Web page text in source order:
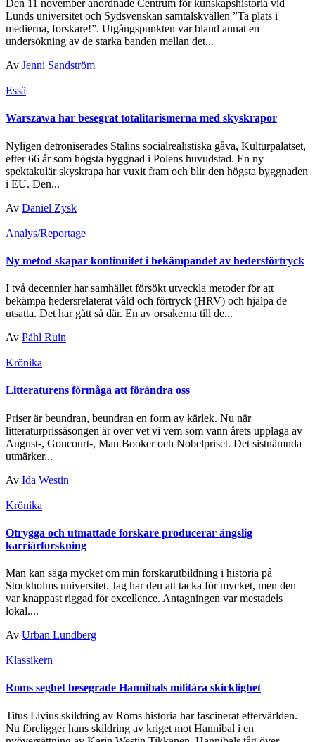
Den 11 november anordnade Centrum för kunskapshistoria vid
Lunds universitet och Sydsvenskan samtalskvällen ”Ta plats i
medierna, forskare!”. Utgångspunkten var bland annat en
undersökning av de starka banden mellan det...
Av Jenni Sandström
Essä
Warszawa har besegrat totalitarismerna med skyskrapor
Nyligen detroniserades Stalins socialrealistiska gåva, Kulturpalatset,
efter 66 år som högsta byggnad i Polens huvudstad. En ny
spektakulär skyskrapa har vuxit fram och blir den högsta byggnaden
i EU. Den...
Av Daniel Zysk
Analys/Reportage
Ny metod skapar kontinuitet i bekämpandet av hedersförtryck
I två decennier har samhället försökt utveckla metoder för att
bekämpa hedersrelaterat våld och förtryck (HRV) och hjälpa de
utsatta. Det har gått så där. En av orsakerna till de...
Av Påhl Ruin
Krönika
Litteraturens förmåga att förändra oss
Priser är beundran, beundran en form av kärlek. Nu när
litteraturprissäsongen är över vet vi vem som vann årets upplaga av
August-, Goncourt-, Man Booker och Nobelpriset. Det sistnämnda
utmärker...
Av Ida Westin
Krönika
Otrygga och utmattade forskare producerar ängslig
karriärforskning
Man kan säga mycket om min forskarutbildning i historia på
Stockholms universitet. Jag har den att tacka för mycket, men den
var knappast riggad för excellence. Antagningen var mestadels
lokal....
Av Urban Lundberg
Klassikern
Roms seghet besegrade Hannibals militära skicklighet
Titus Livius skildring av Roms historia har fascinerat eftervärlden.
Nu föreligger hans skildring av kriget mot Hannibal i en